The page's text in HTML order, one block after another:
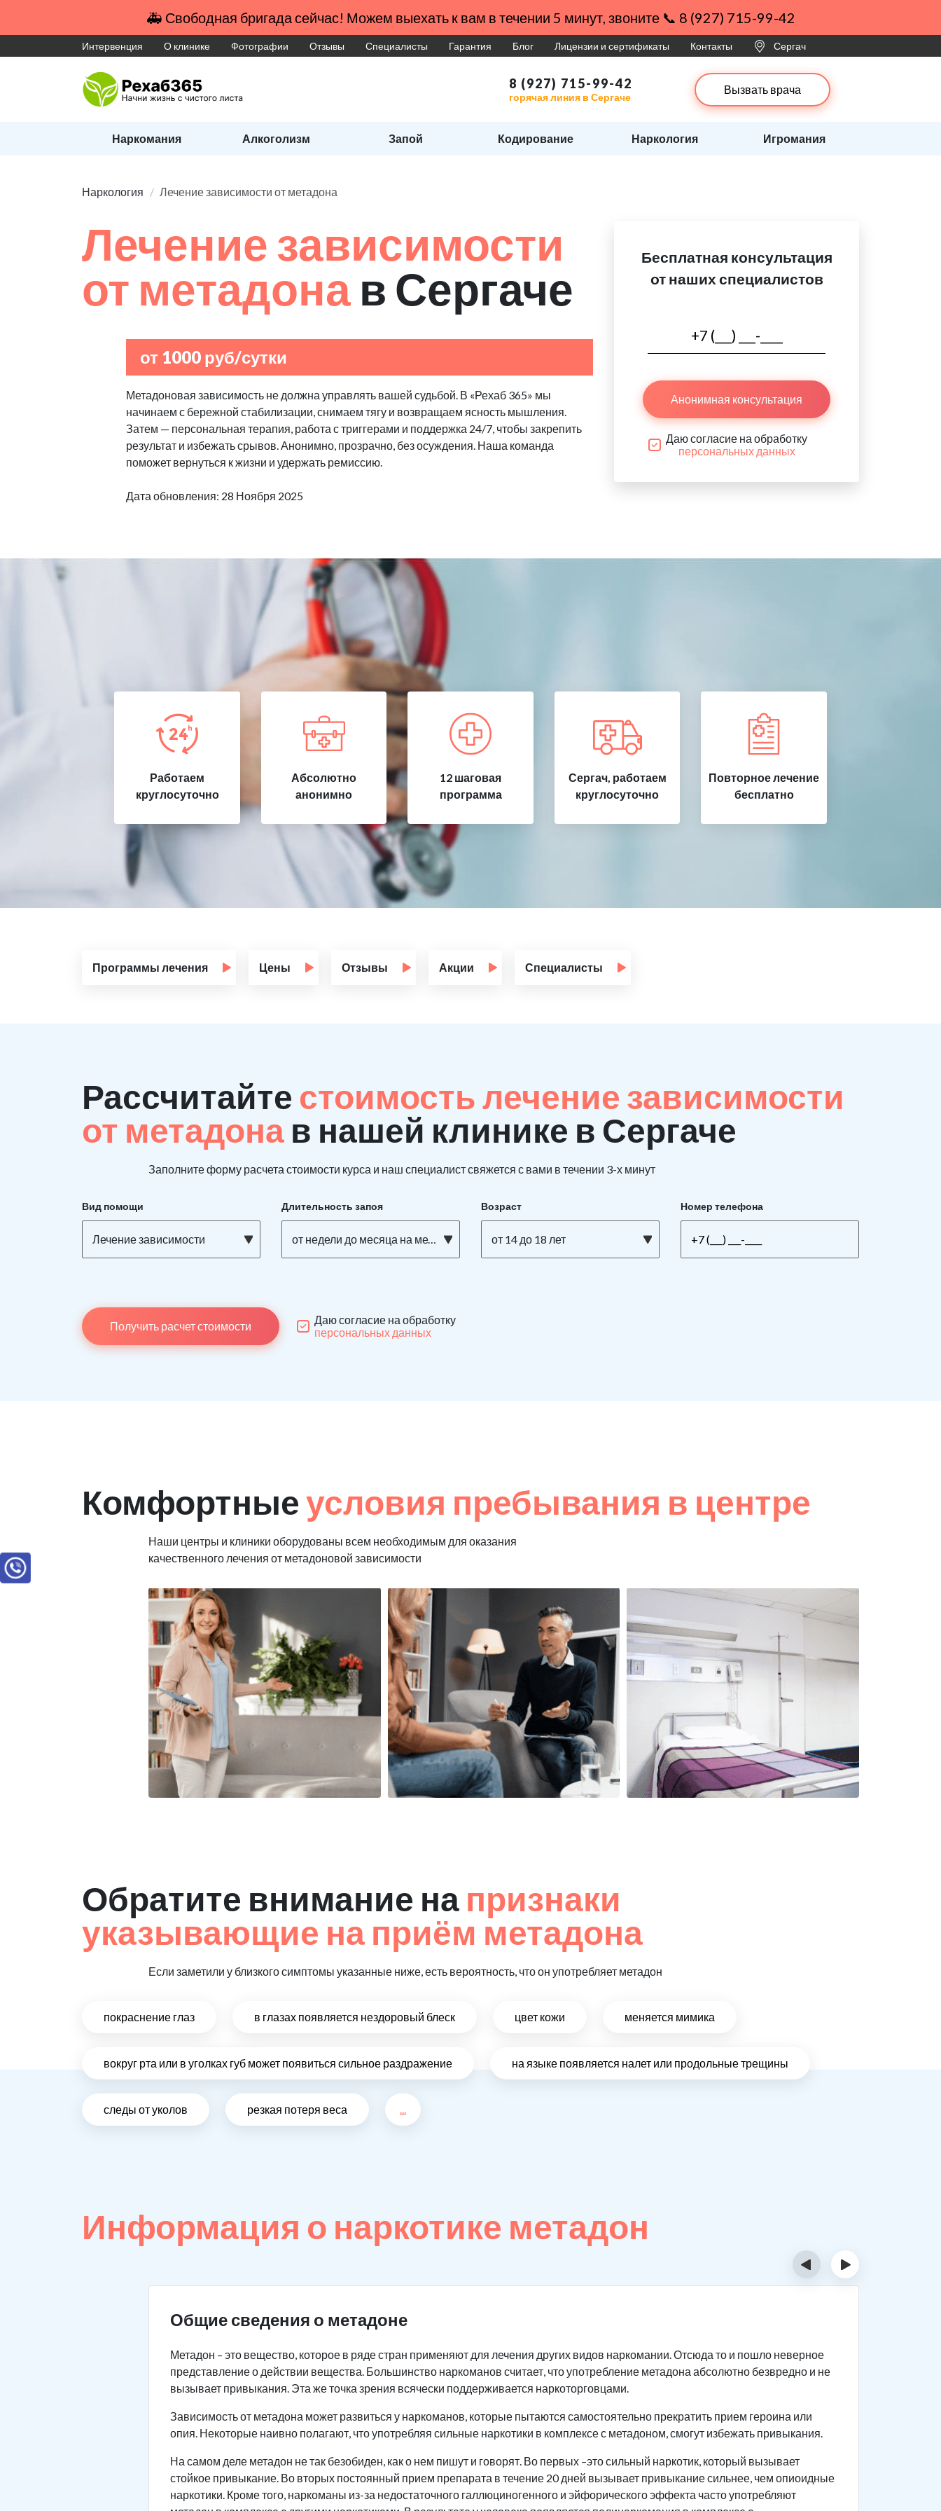
🚑 Свободная бригада сейчас! Можем выехать к вам в течении 5 минут, звоните 📞 8 (927) 715-99-42
Интервенция О клинике Фотографии Отзывы Специалисты Гарантия Блог Лицензии и сертификаты Контакты Сергач
8 (927) 715-99-42
горячая линия в Сергаче
Вызвать врача
Наркомания Алкоголизм Запой Кодирование Наркология Игромания
Наркология Лечение зависимости от метадона
Лечение зависимости
от метадона в Сергаче
от 1000 руб/сутки
Метадоновая зависимость не должна управлять вашей судьбой. В «Рехаб 365» мы
начинаем с бережной стабилизации, снимаем тягу и возвращаем ясность мышления.
Затем — персональная терапия, работа с триггерами и поддержка 24/7, чтобы закрепить
результат и избежать срывов. Анонимно, прозрачно, без осуждения. Наша команда
поможет вернуться к жизни и удержать ремиссию.
Дата обновления: 28 Ноября 2025
Бесплатная консультация
от наших специалистов
Анонимная консультация
Даю согласие на обработку
персональных данных
Работаем
круглосуточно
Абсолютно
анонимно
12 шаговая
программа
Сергач, работаем
круглосуточно
Повторное лечение
бесплатно
Программы лечения Цены Отзывы Акции Специалисты
Рассчитайте стоимость лечение зависимости
от метадона в нашей клинике в Сергаче
Заполните форму расчета стоимости курса и наш специалист свяжется с вами в течении 3-х минут
Вид помощи
Лечение зависимости
Длительность запоя
от недели до месяца на метадоне
Возраст
от 14 до 18 лет
Номер телефона
Получить расчет стоимости
Даю согласие на обработку
персональных данных
Комфортныеусловия пребывания в центре
Наши центры и клиники оборудованы всем необходимым для оказания
качественного лечения от метадоновой зависимости
Обратите внимание на признаки
указывающие на приём метадона
Если заметили у близкого симптомы указанные ниже, есть вероятность, что он употребляет метадон
покраснение глаз в глазах появляется нездоровый блеск цвет кожи меняется мимика
вокруг рта или в уголках губ может появиться сильное раздражение на языке появляется налет или продольные трещины
следы от уколов резкая потеря веса ...
Информация о наркотике метадон
Общие сведения о метадоне
Метадон – это вещество, которое в ряде стран применяют для лечения других видов наркомании. Отсюда то и пошло неверное
представление о действии вещества. Большинство наркоманов считает, что употребление метадона абсолютно безвредно и не
вызывает привыкания. Эта же точка зрения всячески поддерживается наркоторговцами.
Зависимость от метадона может развиться у наркоманов, которые пытаются самостоятельно прекратить прием героина или
опия. Некоторые наивно полагают, что употребляя сильные наркотики в комплексе с метадоном, смогут избежать привыкания.
На самом деле метадон не так безобиден, как о нем пишут и говорят. Во первых –это сильный наркотик, который вызывает
стойкое привыкание. Во вторых постоянный прием препарата в течение 20 дней вызывает привыкание сильнее, чем опиоидные
наркотики. Кроме того, наркоманы из-за недостаточного галлюциногенного и эйфорического эффекта часто употребляют
‹ ›